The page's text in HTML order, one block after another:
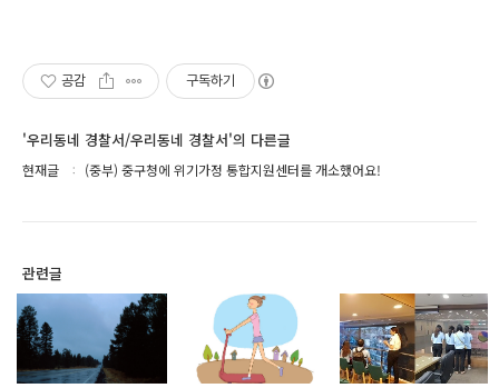
공감 구독하기
'우리동네 경찰서/우리동네 경찰서'의 다른글
현재글 (중부) 중구청에 위기가정 통합지원센터를 개소했어요!
관련글